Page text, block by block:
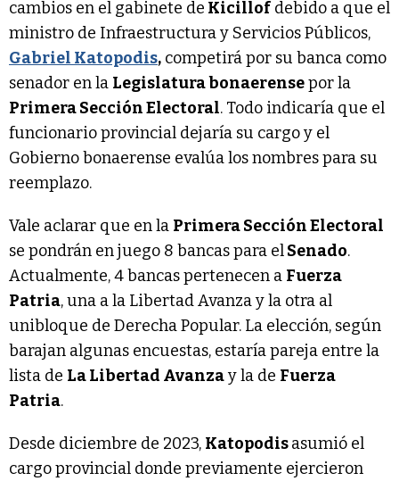
cambios en el gabinete de Kicillofdebido a que el
ministro de Infraestructura y Servicios Públicos,
Gabriel Katopodis, competirá por su banca como
senador en la Legislatura bonaerensepor la
Primera Sección Electoral. Todo indicaría que el
funcionario provincial dejaría su cargo y el
Gobierno bonaerense evalúa los nombres para su
reemplazo.
Vale aclarar que en la Primera Sección Electoral
se pondrán en juego 8 bancas para elSenado.
Actualmente, 4 bancas pertenecen a Fuerza
Patria, una a la Libertad Avanza y la otra al
unibloque de Derecha Popular. La elección, según
barajan algunas encuestas, estaría pareja entre la
lista de La Libertad Avanzay la de Fuerza
Patria.
Desde diciembre de 2023, Katopodisasumió el
cargo provincial donde previamente ejercieron